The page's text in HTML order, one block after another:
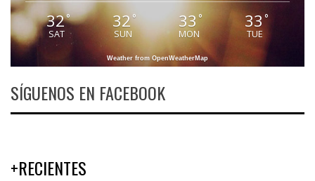
32°
SAT
32°
SUN
33 °
MON
33°
TUE
Weather from OpenWeatherMap
SÍGUENOS EN FACEBOOK
+RECIENTES